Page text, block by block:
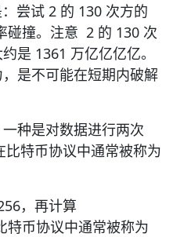
尝试 2 的 130 次方的
碰撞。注意 2 的 130 次
是 1361 万亿亿亿亿。
是不可能在短期内破解
种是对数据进行两次
比特币协议中通常被称为
，再计算
特币协议中通常被称为